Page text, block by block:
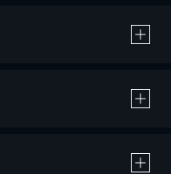
済による作品の購入 / レンタルです。